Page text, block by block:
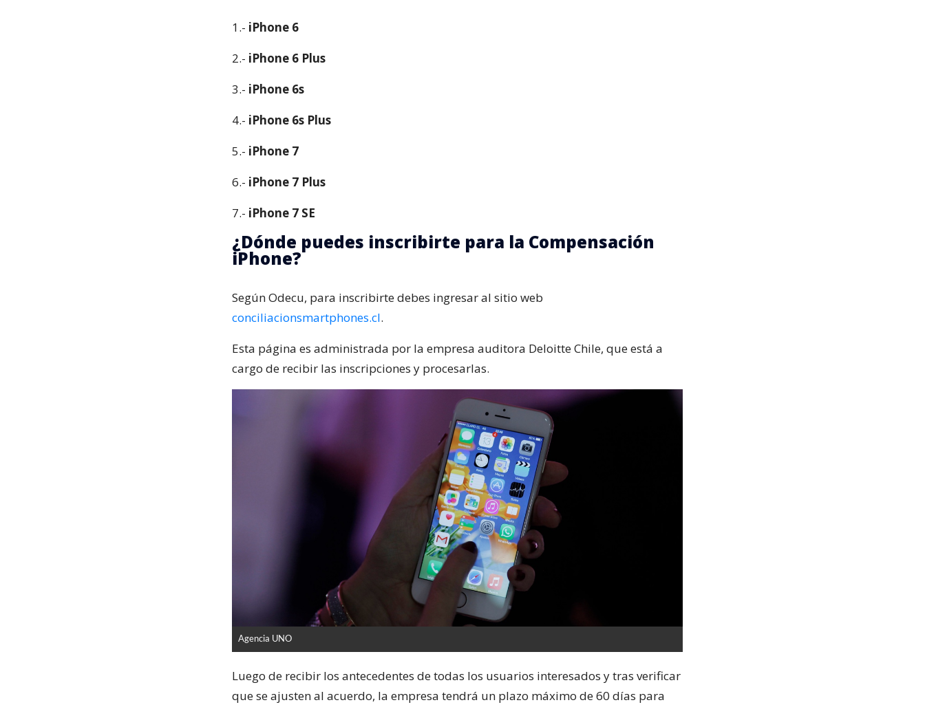
1.- iPhone 6
2.- iPhone 6 Plus
3.- iPhone 6s
4.- iPhone 6s Plus
5.- iPhone 7
6.- iPhone 7 Plus
7.- iPhone 7 SE
¿Dónde puedes inscribirte para la Compensación
iPhone?
Según Odecu, para inscribirte debes ingresar al sitio web
conciliacionsmartphones.cl.
Esta página es administrada por la empresa auditora Deloitte Chile, que está a
cargo de recibir las inscripciones y procesarlas.
Agencia UNO
Luego de recibir los antecedentes de todas los usuarios interesados y tras verificar
que se ajusten al acuerdo, la empresa tendrá un plazo máximo de 60 días para